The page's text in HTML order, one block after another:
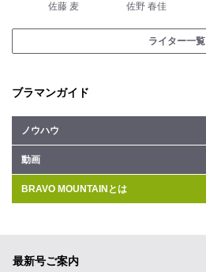
佐藤 麦 佐野 春佳
ライター一覧
ブラマンガイド
ノウハウ
動画
BRAVO MOUNTAINとは
最新号ご案内